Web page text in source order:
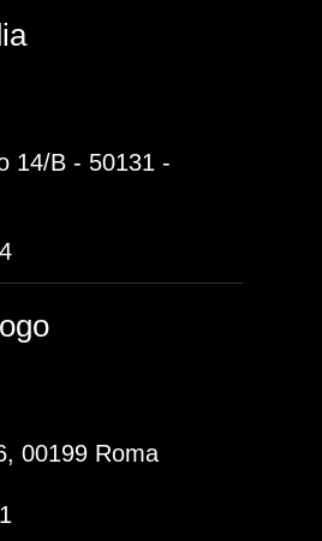
14/B - 50131 -
00199 Roma